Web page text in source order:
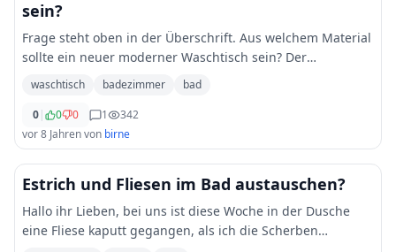
sein?
Frage steht oben in der Überschrift. Aus welchem Material
sollte ein neuer moderner Waschtisch sein? Der
Waschtisch wird für ein Badezimmer gebraucht.
waschtisch badezimmer
bad
0| 0 0 1
342
vor 8 Jahrenvon birne
Estrich und Fliesen im Bad austauschen?
Hallo ihr Lieben, bei uns ist diese Woche in der Dusche
eine Fliese kaputt gegangen, als ich die Scherben